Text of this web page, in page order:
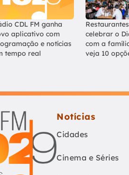
CDL FM ganha
aplicativo com
e notícias
tempo real
celebrar o
com a
veja 10
Notícias
Cidades
Cinema e Séries